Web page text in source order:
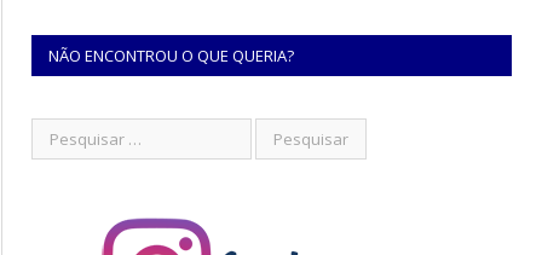
NÃO ENCONTROU O QUE QUERIA?